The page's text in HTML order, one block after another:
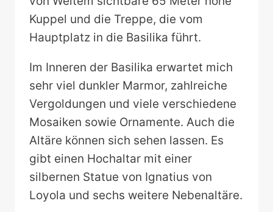
Kuppel und die Treppe, die vom
Hauptplatz in die Basilika führt.
Im Inneren der Basilika erwartet mich
sehr viel dunkler Marmor, zahlreiche
Vergoldungen und viele verschiedene
Mosaiken sowie Ornamente. Auch die
Altäre können sich sehen lassen. Es
gibt einen Hochaltar mit einer
silbernen Statue von Ignatius von
Loyola und sechs weitere Nebenaltäre.